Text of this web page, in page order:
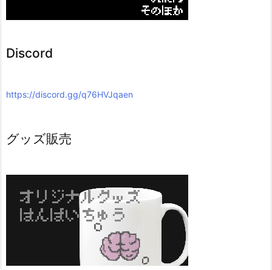
Discord
https://discord.gg/q76HVJqaen
グッズ販売